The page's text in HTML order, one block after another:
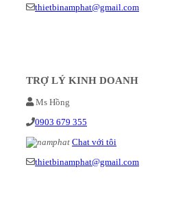
thietbinamphat@gmail.com
TRỢ LÝ KINH DOANH
Ms Hồng
0903 679 355
Chat với tôi
thietbinamphat@gmail.com